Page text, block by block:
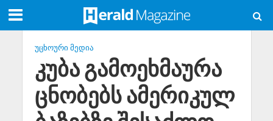
ᲣᲪᲮᲝᲣᲠᲘ ᲛᲔᲓᲘᲐ
კუბა გამოეხმაურა
ცნობებს ამერიკულ